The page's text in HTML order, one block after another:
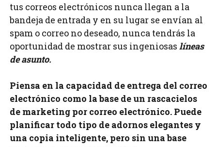
tus correos electrónicos nunca llegan a la
bandeja de entrada y en su lugar se envían al
spam o correo no deseado, nunca tendrás la
oportunidad de mostrar sus ingeniosas líneas
de asunto.
Piensa en la capacidad de entrega del correo
electrónico como la base de un rascacielos
de marketing por correo electrónico. Puede
planificar todo tipo de adornos elegantes y
una copia inteligente, pero sin una base